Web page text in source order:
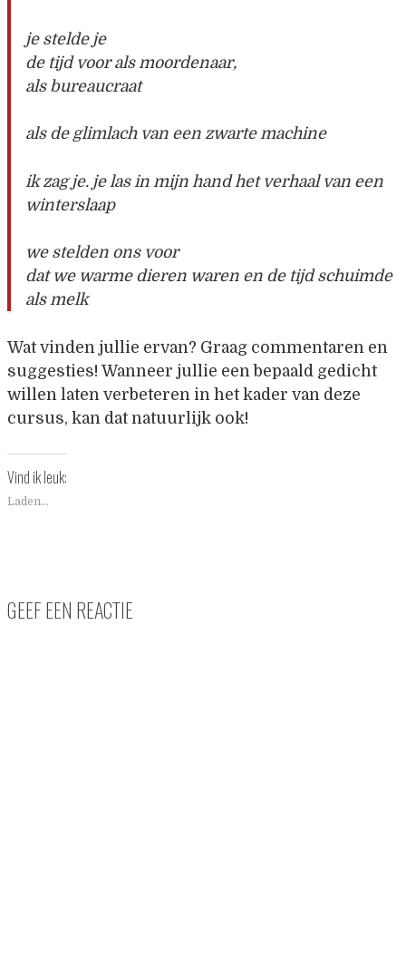
je stelde je
de tijd voor als moordenaar,
als bureaucraat
als de glimlach van een zwarte machine
ik zag je. je las in mijn hand het verhaal van een
winterslaap
we stelden ons voor
dat we warme dieren waren en de tijd schuimde
als melk
Wat vinden jullie ervan? Graag commentaren en
suggesties! Wanneer jullie een bepaald gedicht
willen laten verbeteren in het kader van deze
cursus, kan dat natuurlijk ook!
Vind ik leuk:
Laden...
GEEF EEN REACTIE